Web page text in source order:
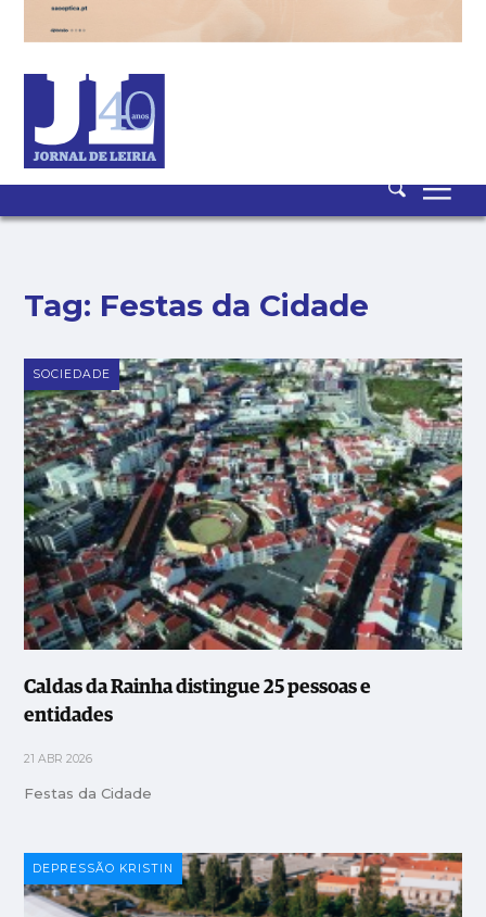
PUB
Tag: Festas da Cidade
SOCIEDADE
Caldas da Rainha distingue 25 pessoas e
entidades
21 ABR 2026
Festas da Cidade
DEPRESSÃO KRISTIN